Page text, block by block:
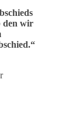
den wir
.“